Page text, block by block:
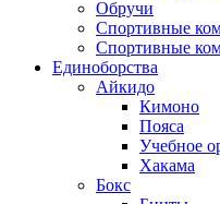
Обручи
Спортивные
Спортивные
Единоборства
Айкидо
Кимоно
Пояса
Учебное
Хакама
Бокс